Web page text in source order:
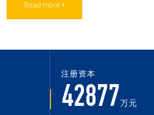
Read more +
注册资本
42877万元